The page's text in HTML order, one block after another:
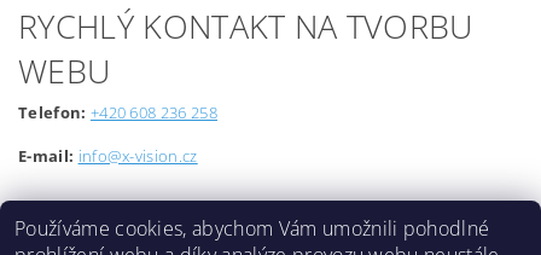
RYCHLÝ KONTAKT NA TVORBU
WEBU
Telefon: +420 608 236 258
E-mail: info@x-vision.cz
Používáme cookies, abychom Vám umožnili pohodlné